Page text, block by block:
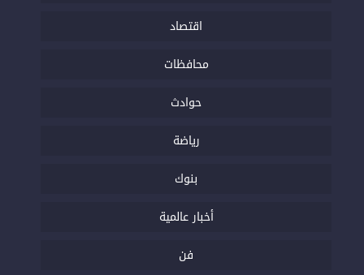
اقتصاد
محافظات
حوادث
رياضة
بنوك
أخبار عالمية
فن